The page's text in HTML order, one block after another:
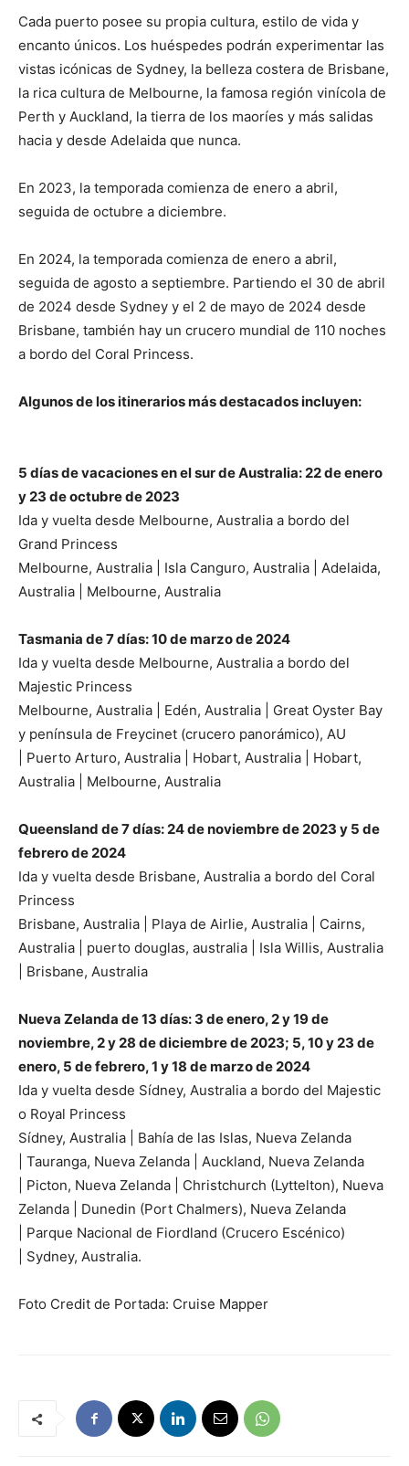
Cada puerto posee su propia cultura, estilo de vida y
encanto únicos. Los huéspedes podrán experimentar las
vistas icónicas de Sydney, la belleza costera de Brisbane,
la rica cultura de Melbourne, la famosa región vinícola de
Perth y Auckland, la tierra de los maoríes y más salidas
hacia y desde Adelaida que nunca.
En 2023, la temporada comienza de enero a abril,
seguida de octubre a diciembre.
En 2024, la temporada comienza de enero a abril,
seguida de agosto a septiembre. Partiendo el 30 de abril
de 2024 desde Sydney y el 2 de mayo de 2024 desde
Brisbane, también hay un crucero mundial de 110 noches
a bordo del Coral Princess.
Algunos de los itinerarios más destacados incluyen:
5 días de vacaciones en el sur de Australia: 22 de enero
y 23 de octubre de 2023
Ida y vuelta desde Melbourne, Australia a bordo del
Grand Princess
Melbourne, Australia | Isla Canguro, Australia | Adelaida,
Australia | Melbourne, Australia
Tasmania de 7 días: 10 de marzo de 2024
Ida y vuelta desde Melbourne, Australia a bordo del
Majestic Princess
Melbourne, Australia | Edén, Australia | Great Oyster Bay
y península de Freycinet (crucero panorámico), AU
| Puerto Arturo, Australia | Hobart, Australia | Hobart,
Australia | Melbourne, Australia
Queensland de 7 días: 24 de noviembre de 2023 y 5 de
febrero de 2024
Ida y vuelta desde Brisbane, Australia a bordo del Coral
Princess
Brisbane, Australia | Playa de Airlie, Australia | Cairns,
Australia | puerto douglas, australia | Isla Willis, Australia
| Brisbane, Australia
Nueva Zelanda de 13 días: 3 de enero, 2 y 19 de
noviembre, 2 y 28 de diciembre de 2023; 5, 10 y 23 de
enero, 5 de febrero, 1 y 18 de marzo de 2024
Ida y vuelta desde Sídney, Australia a bordo del Majestic
o Royal Princess
Sídney, Australia | Bahía de las Islas, Nueva Zelanda
| Tauranga, Nueva Zelanda | Auckland, Nueva Zelanda
| Picton, Nueva Zelanda | Christchurch (Lyttelton), Nueva
Zelanda | Dunedin (Port Chalmers), Nueva Zelanda
| Parque Nacional de Fiordland (Crucero Escénico)
| Sydney, Australia.
Foto Credit de Portada: Cruise Mapper